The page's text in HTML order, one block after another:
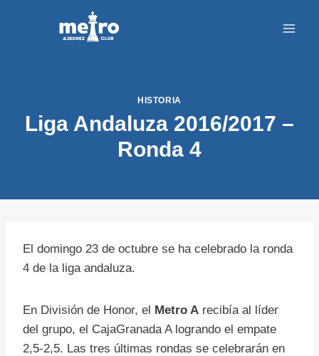
HISTORIA
Liga Andaluza 2016/2017 –
Ronda 4
El domingo 23 de octubre se ha celebrado la ronda
4 de la liga andaluza.
En División de Honor, el Metro A recibía al líder
del grupo, el CajaGranada A logrando el empate
2,5-2,5. Las tres últimas rondas se celebrarán en